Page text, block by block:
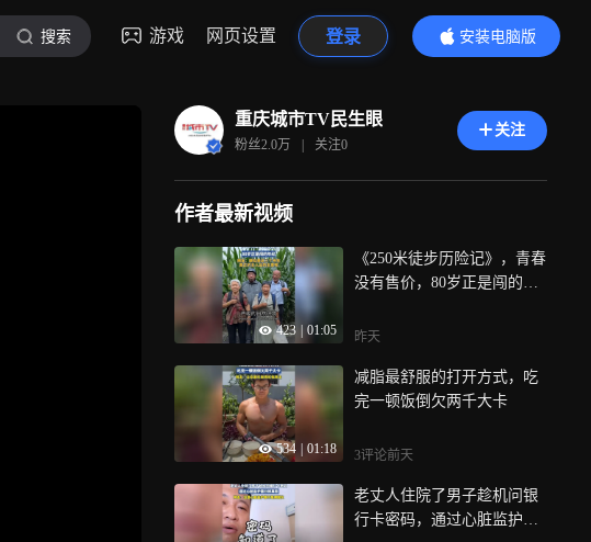
搜索 游戏 网页设置 登录
安装电脑版
内容更精彩
重庆城市TV民生眼
粉丝2.0万 | 关注0
关注
作者最新视频
423 01:05
《250米徒步历险记》，青春
没有售价，80岁正是闯的年
昨天
534 01:18
减脂最舒服的打开方式，吃
完一顿饭倒欠两千大卡
3评论前天
老丈人住院了男子趁机问银
行卡密码，通过心脏监护器